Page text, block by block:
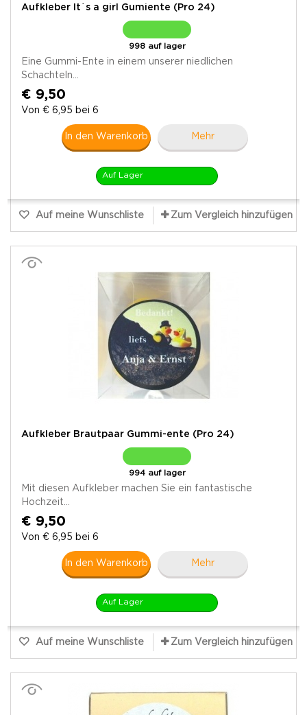
Aufkleber It´s a girl Gumiente (Pro 24)
998 auf lager
Eine Gummi-Ente in einem unserer niedlichen
Schachteln...
€ 9,50
Von € 6,95 bei 6
In den Warenkorb Mehr
Auf Lager
Auf meine Wunschliste Zum Vergleich hinzufügen
Aufkleber Brautpaar Gummi-ente (Pro 24)
994 auf lager
Mit diesen Aufkleber machen Sie ein fantastische
Hochzeit...
€ 9,50
Von € 6,95 bei 6
In den Warenkorb Mehr
Auf Lager
Auf meine Wunschliste Zum Vergleich hinzufügen